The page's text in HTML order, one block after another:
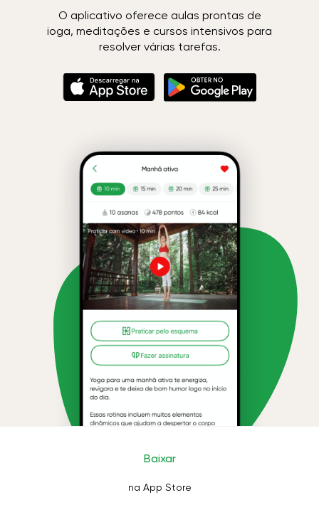
O aplicativo oferece aulas prontas de
ioga, meditações e cursos intensivos para
resolver várias tarefas.
Baixar
na App Store